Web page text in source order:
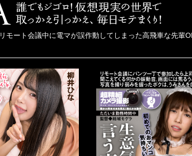
誰
リモート会議中に電マが誤作動してしまった高飛車な先